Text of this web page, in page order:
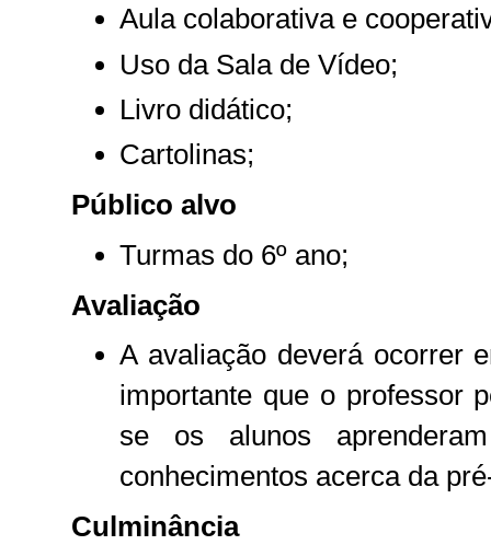
Aula colaborativa e
Uso da Sala de Vídeo;
Livro didático;
Cartolinas;
Público alvo
Turmas do 6º ano;
Avaliação
A avaliação deverá ocorrer
importante que o professor
se os alunos
conhecimentos acerca da
Culminância